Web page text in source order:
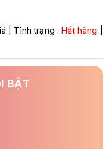
Tình trạng :Hết hàng
BẬT